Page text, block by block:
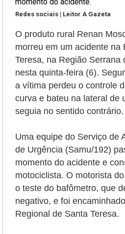
Redes sociais | Leitor A Gazeta
O produto rural Renan
morreu em um acidente na
Teresa, na Região Serrana
nesta quinta-feira (6).
a vítima perdeu o controle
curva e bateu na lateral de
seguia no sentido contrário.
Uma equipe do Serviço de
de Urgência (Samu/192)
momento do acidente e
motociclista. O motorista
o teste do bafômetro, que
negativo, e foi
Regional de Santa Teresa.